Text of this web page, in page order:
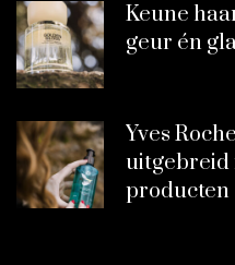
Keune
geur én
Yves
uitgebreid
producten